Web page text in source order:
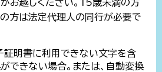
がお越しください。15歳未満の方
方は法定代理人の同行が必要で
証明書に利用できない文字を含
できない場合。または、自動変換